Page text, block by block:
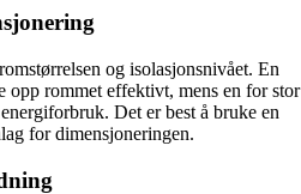
og isolasjonsnivået. En
opp rommet effektivt, mens en for stor
Det er best å bruke en
for dimensjoneringen.